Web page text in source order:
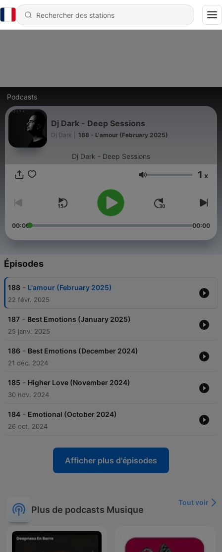
Podcasts
Dj Dark - Deep Sessions
Dj Dark 188 - L'amour (February 2025)
Dj Dark - Deep Sessions
Volume 1 x
00:00 00:00
Épisodes
188 - L'amour (February 2025)
22 févr. 2025
187 - Best Emotions (January 2025)
25 janv. 2025
186 - Best Emotions (December 2024)
21 déc. 2024
185 - Higher Love (November 2024)
30 nov. 2024
184 - Emotional (October 2024)
26 oct. 2024
Afficher plus d'épisodes
Plus de podcasts Musique
Tout voir